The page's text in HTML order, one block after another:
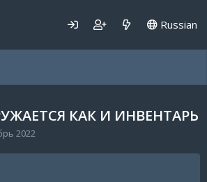
Russian
КАК И ИНВЕНТАРЬ
2022